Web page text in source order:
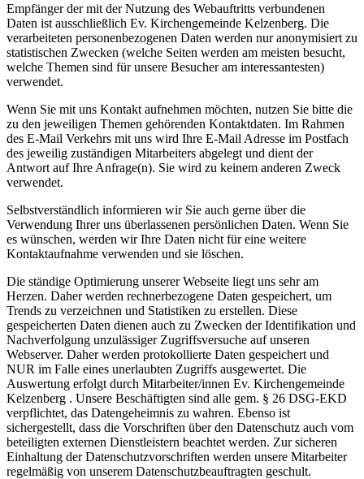
Empfänger der mit der Nutzung des Webauftritts verbundenen
Daten ist ausschließlich Ev. Kirchengemeinde Kelzenberg. Die
verarbeiteten personenbezogenen Daten werden nur anonymisiert zu
statistischen Zwecken (welche Seiten werden am meisten besucht,
welche Themen sind für unsere Besucher am interessantesten)
verwendet.
Wenn Sie mit uns Kontakt aufnehmen möchten, nutzen Sie bitte die
zu den jeweiligen Themen gehörenden Kontaktdaten. Im Rahmen
des E-Mail Verkehrs mit uns wird Ihre E-Mail Adresse im Postfach
des jeweilig zuständigen Mitarbeiters abgelegt und dient der
Antwort auf Ihre Anfrage(n). Sie wird zu keinem anderen Zweck
verwendet.
Selbstverständlich informieren wir Sie auch gerne über die
Verwendung Ihrer uns überlassenen persönlichen Daten. Wenn Sie
es wünschen, werden wir Ihre Daten nicht für eine weitere
Kontaktaufnahme verwenden und sie löschen.
Die ständige Optimierung unserer Webseite liegt uns sehr am
Herzen. Daher werden rechnerbezogene Daten gespeichert, um
Trends zu verzeichnen und Statistiken zu erstellen. Diese
gespeicherten Daten dienen auch zu Zwecken der Identifikation und
Nachverfolgung unzulässiger Zugriffsversuche auf unseren
Webserver. Daher werden protokollierte Daten gespeichert und
NUR im Falle eines unerlaubten Zugriffs ausgewertet. Die
Auswertung erfolgt durch Mitarbeiter/innen Ev. Kirchengemeinde
Kelzenberg . Unsere Beschäftigten sind alle gem. § 26 DSG-EKD
verpflichtet, das Datengeheimnis zu wahren. Ebenso ist
sichergestellt, dass die Vorschriften über den Datenschutz auch vom
beteiligten externen Dienstleistern beachtet werden. Zur sicheren
Einhaltung der Datenschutzvorschriften werden unsere Mitarbeiter
regelmäßig von unserem Datenschutzbeauftragten geschult.